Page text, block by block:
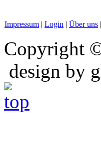
Impressum | Login | Über uns |
Copyright
design by